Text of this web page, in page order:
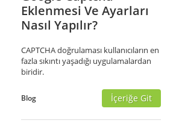
Eklenmesi Ve Ayarları
Nasıl Yapılır?
CAPTCHA doğrulaması kullanıcıların en
fazla sıkıntı yaşadığı uygulamalardan
biridir.
Blog İçeriğe Git